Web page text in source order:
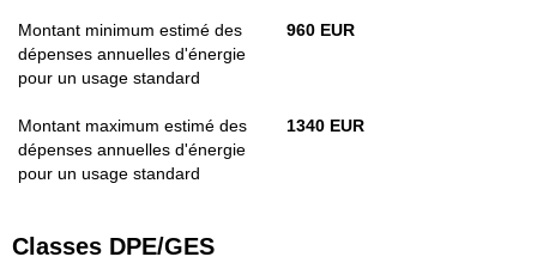
Montant minimum estimé des
dépenses annuelles d'énergie
pour un usage standard
960 EUR
Montant maximum estimé des
dépenses annuelles d'énergie
pour un usage standard
1340 EUR
Classes DPE/GES